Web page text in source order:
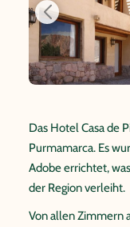
Das Hotel Casa de
Purmamarca. Es
Adobe errichtet,
der Region verleiht.
Von allen Zimmern